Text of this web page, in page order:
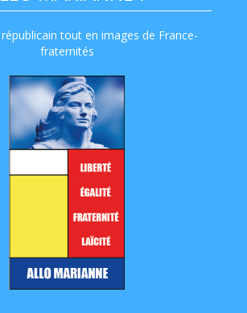
tout en images de France-
fraternités